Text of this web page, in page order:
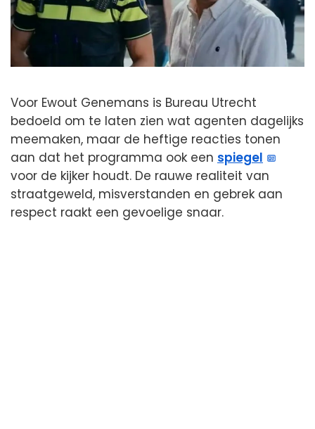
Voor Ewout Genemans is Bureau Utrecht
bedoeld om te laten zien wat agenten dagelijks
meemaken, maar de heftige reacties tonen
aan dat het programma ook een spiegel
voor de kijker houdt. De rauwe realiteit van
straatgeweld, misverstanden en gebrek aan
respect raakt een gevoelige snaar.